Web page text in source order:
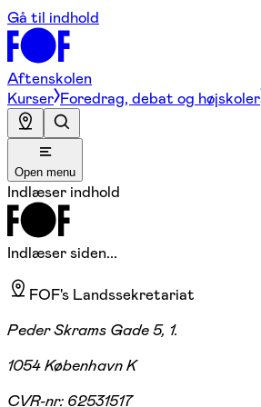
Gå til indhold
Aftenskolen
Kurser Foredrag, debat og højskoler
Open menu
Indlæser indhold
Indlæser siden...
FOF's Landssekretariat
Peder Skrams Gade 5, 1.
1054 København K
CVR-nr: 62531517